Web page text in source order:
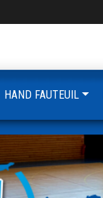
HAND FAUTEUIL